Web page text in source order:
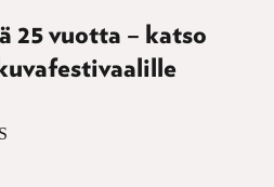
25 vuotta – katso